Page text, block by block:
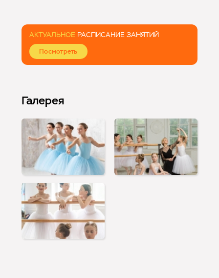
АКТУАЛЬНОЕ РАСПИСАНИЕ ЗАНЯТИЙ
Посмотреть
Галерея